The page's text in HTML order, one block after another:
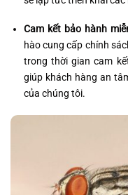
Cam kết bảo hành
hào cung cấp chính
trong thời gian cam
giúp khách hàng an
của chúng tôi.